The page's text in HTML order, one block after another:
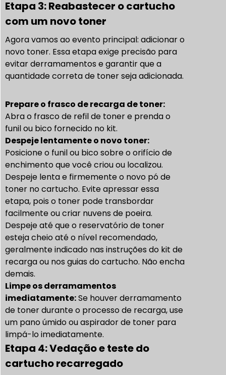
Etapa 3: Reabastecer o cartucho
com um novo toner
Agora vamos ao evento principal: adicionar o
novo toner. Essa etapa exige precisão para
evitar derramamentos e garantir que a
quantidade correta de toner seja adicionada.
Prepare o frasco de recarga de toner:
Abra o frasco de refil de toner e prenda o
funil ou bico fornecido no kit.
Despeje lentamente o novo toner:
Posicione o funil ou bico sobre o orifício de
enchimento que você criou ou localizou.
Despeje lenta e firmemente o novo pó de
toner no cartucho. Evite apressar essa
etapa, pois o toner pode transbordar
facilmente ou criar nuvens de poeira.
Despeje até que o reservatório de toner
esteja cheio até o nível recomendado,
geralmente indicado nas instruções do kit de
recarga ou nos guias do cartucho. Não encha
demais.
Limpe os derramamentos
imediatamente:Se houver derramamento
de toner durante o processo de recarga, use
um pano úmido ou aspirador de toner para
limpá-lo imediatamente.
Etapa 4: Vedação e teste do
cartucho recarregado